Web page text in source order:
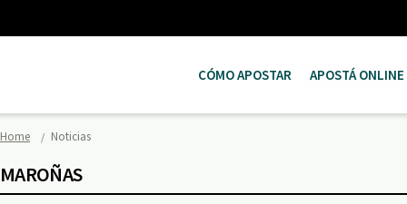
CÓMO APOSTAR APOSTÁ ONLINE
Home Noticias
MAROÑAS